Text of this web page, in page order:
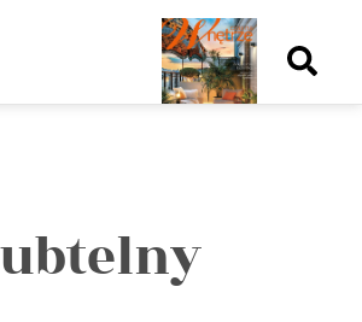
Nowy
numer
kup ten
numer